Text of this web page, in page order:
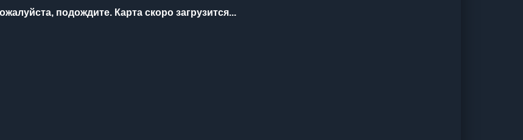
подождите. Карта скоро загрузится...